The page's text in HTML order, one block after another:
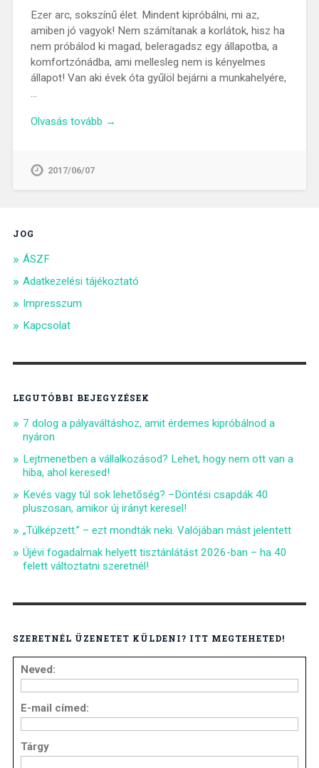
Ezer arc, sokszínű élet. Mindent kipróbálni, mi az,
amiben jó vagyok! Nem számítanak a korlátok, hisz ha
nem próbálod ki magad, beleragadsz egy állapotba, a
komfortzónádba, ami mellesleg nem is kényelmes
állapot! Van aki évek óta gyűlöl bejárni a munkahelyére,
…
Olvasás tovább →
2017/06/07
JOG
ÁSZF
Adatkezelési tájékoztató
Impresszum
Kapcsolat
LEGUTÓBBI BEJEGYZÉSEK
7 dolog a pályaváltáshoz, amit érdemes kipróbálnod a
nyáron
Lejtmenetben a vállalkozásod? Lehet, hogy nem ott van a
hiba, ahol keresed!
Kevés vagy túl sok lehetőség? –Döntési csapdák 40
pluszosan, amikor új irányt keresel!
„Túlképzett.” – ezt mondták neki. Valójában mást jelentett
Újévi fogadalmak helyett tisztánlátást 2026-ban – ha 40
felett változtatni szeretnél!
SZERETNÉL ÜZENETET KÜLDENI? ITT MEGTEHETED!
Neved:
E-mail címed:
Tárgy